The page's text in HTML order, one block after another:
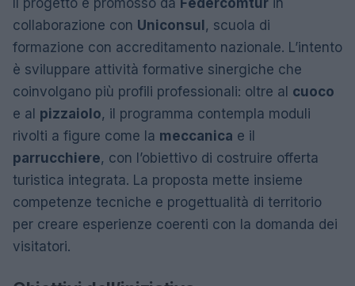
collaborazione con Uniconsul, scuola di
formazione con accreditamento nazionale. L’intento
è sviluppare attività formative sinergiche che
coinvolgano più profili professionali: oltre al cuoco
e al pizzaiolo, il programma contempla moduli
rivolti a figure come la meccanica e il
parrucchiere, con l’obiettivo di costruire offerta
turistica integrata. La proposta mette insieme
competenze tecniche e progettualità di territorio
per creare esperienze coerenti con la domanda dei
visitatori.